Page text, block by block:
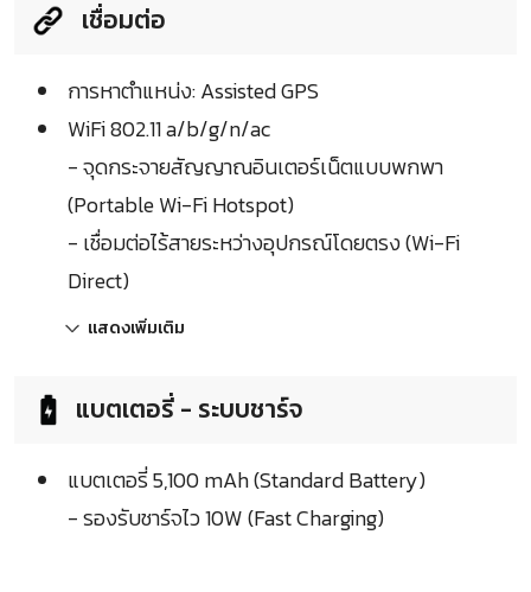
เชื่อมต่อ
การหาตำแหน่ง: Assisted GPS
WiFi 802.11 a/b/g/n/ac
- จุดกระจายสัญญาณอินเตอร์เน็ตแบบพกพา
(Portable Wi-Fi Hotspot)
- เชื่อมต่อไร้สายระหว่างอุปกรณ์โดยตรง (Wi-Fi
Direct)
แสดงเพิ่มเติม
แบตเตอรี่ - ระบบชาร์จ
แบตเตอรี่ 5,100 mAh (Standard Battery)
- รองรับชาร์จไว 10W (Fast Charging)